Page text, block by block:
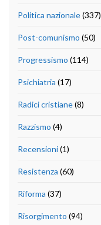
Politica nazionale(337)
Post-comunismo (50)
Progressismo (114)
Psichiatria (17)
Radici cristiane(8)
Razzismo (4)
Recensioni(1)
Resistenza (60)
Riforma (37)
Risorgimento (94)